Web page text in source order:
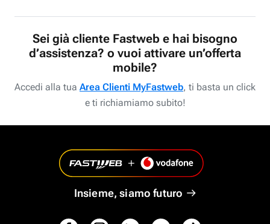
Sei già cliente Fastweb e hai bisogno
d’assistenza? o vuoi attivare un’offerta
mobile?
Accedi alla tua Area Clienti MyFastweb, ti basta un click
e ti richiamiamo subito!
Insieme, siamo futuro